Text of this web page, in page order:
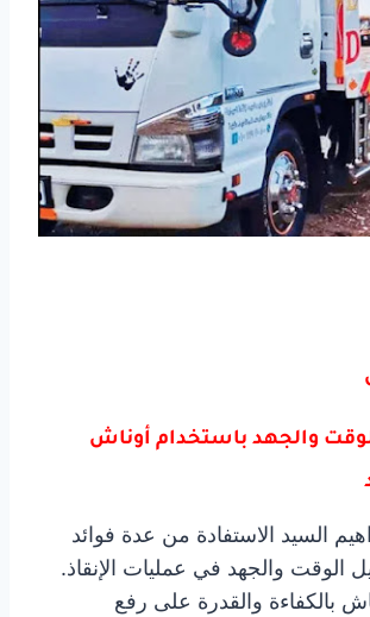
والجهد باستخدام أوناش
السيد الاستفادة من عدة فوائد
الوقت والجهد في عمليات الإنقاذ.
بالكفاءة والقدرة على رفع